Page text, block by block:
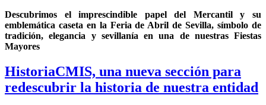
Descubrimos el imprescindible papel del Mercantil y su
emblemática caseta en la Feria de Abril de Sevilla, símbolo de
tradición, elegancia y sevillanía en una de nuestras Fiestas
Mayores
HistoriaCMIS, una nueva sección para
redescubrir la historia de nuestra entidad